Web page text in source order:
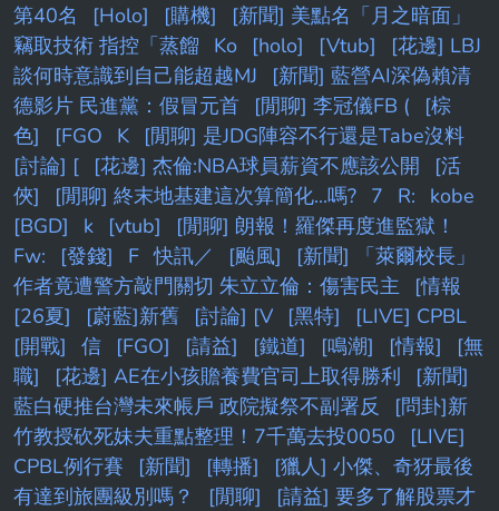
第40名
[Holo] [購機]
[新聞] 美點名「月之暗面」
竊取技術 指控「蒸餾
Ko [holo] [Vtub]
[花邊] LBJ
談何時意識到自己能超越MJ
[新聞] 藍營AI深偽賴清
德影片 民進黨：假冒元首
[閒聊] 李冠儀FB (
[棕
色]
[FGO K
[閒聊] 是JDG陣容不行還是Tabe沒料
[討論] [
[花邊] 杰倫:NBA球員薪資不應該公開
[活
俠]
[閒聊] 終末地基建這次算簡化...嗎? 7 R:
kobe
[BGD]
k [vtub]
[閒聊] 朗報！羅傑再度進監獄！
Fw:
[發錢] F 快訊／ [颱風]
[新聞] 「萊爾校長」
作者竟遭警方敲門關切 朱立立倫：傷害民主
[情報
[26夏]
[蔚藍]新舊 [討論] [V [黑特]
[LIVE] CPBL
[開戰]
信 [FGO] [請益] [鐵道] [鳴潮] [情報]
[無
職]
[花邊] AE在小孩贍養費官司上取得勝利
[新聞]
藍白硬推台灣未來帳戶 政院擬祭不副署反
[問卦]新
竹教授砍死妹夫重點整理！7千萬去投0050
[LIVE]
CPBL例行賽
[新聞] [轉播]
[獵人] 小傑、奇犽最後
有達到旅團級別嗎？
[閒聊]
[請益] 要多了解股票才